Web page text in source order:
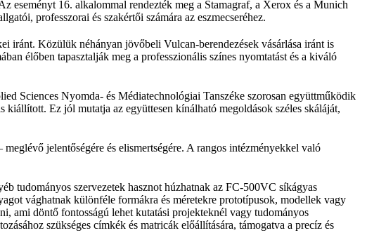
16. alkalommal rendezték meg a Stamagraf, a Xerox és a Munich
professzorai és szakértői számára az eszmecseréhez.
iránt. Közülük néhányan jövőbeli Vulcan-berendezések vásárlása iránt is
élőben tapasztalják meg a professzionális színes nyomtatást és a kiváló
Sciences Nyomda- és Médiatechnológiai Tanszéke szorosan együttműködik
kiállított. Ez jól mutatja az együttesen kínálható megoldások széles skáláját,
jelentőségére és elismertségére. A rangos intézményekkel való
tudományos szervezetek hasznot húzhatnak az FC-500VC síkágyas
vághatnak különféle formákra és méretekre prototípusok, modellek vagy
ami döntő fontosságú lehet kutatási projekteknél vagy tudományos
szükséges címkék és matricák előállítására, támogatva a precíz és